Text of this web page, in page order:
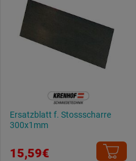
Ersatzblatt f. Stossscharre
300x1mm
15,59€